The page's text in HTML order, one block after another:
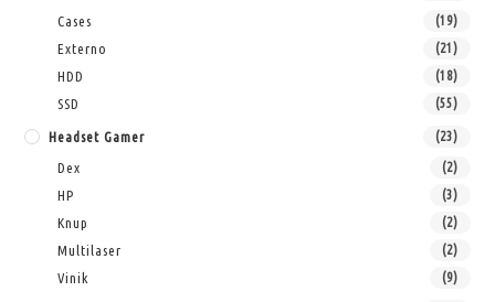
Cases (19)
Externo (21)
HDD (18)
SSD (55)
Headset Gamer (23)
Dex (2)
HP (3)
Knup (2)
Multilaser (2)
Vinik (9)